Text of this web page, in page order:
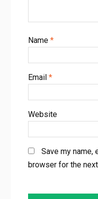
Name *
Email *
Website
Save my name,
browser for the